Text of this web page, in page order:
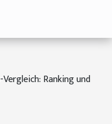
Ranking und